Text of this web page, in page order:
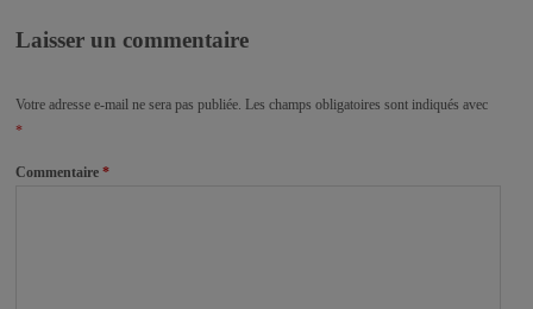
Laisser un commentaire
Votre adresse e-mail ne sera pas publiée. Les champs obligatoires sont indiqués avec
*
Commentaire*